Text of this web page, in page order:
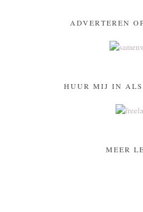
ADVERTEREN
HUUR MIJ IN ALS
MEER